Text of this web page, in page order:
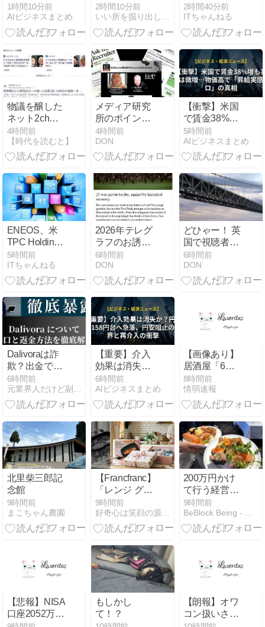
悲痛な音声、
米ジャーナリ
ストら不当拘
態を告発
1時間10分前
AIビジネスまとめ
なんで災害対
応だけ昭和の
まま？
2時間10分前
いい所を掘り出しビジネスに活かすコンサルタント・堀のブログ
りで生涯使え
るプランがあ
るオンライン
選
2時間40分前
ITちゃんねる
物議を醸した
ネット2ch創
設者、西村ひ
ろゆき新党
（一応は反自
4時間前
【時代を読むと】
メディア研究
所のポインタ
ーの新しいリ
クルーターコ
ラムニスト、
ナ・シルバ氏
が語る報道の
現場の求職戦
略とは
4時間前
DON
【衝撃】米国
で賃金38%増
も実質は微
増…物価高で
「昇給実感ゼ
5時間前
AIビジネスまとめ
ENEOS、米
TPC Holdings
を買収 – ブタ
ジエン生産能
力で世界3位
5時間前
ITちゃんねる
2026年テレグ
ラフのお誘い
302回目
6時間前
DON
どひゃー！ 英
国で視聴者が
何か見たい時
に選ぶ先とし
てNetflixが僅
6時間前
DON
Dalivoraは詐
欺？出金でき
ないと評判！
SNS勧誘の闇
を元業者が暴
6時間前
【重要】介入
効果は消失
か？円相場
158円台へ急
落、円安阻止
入の衝撃
6時間前
AIビジネスまとめ
【画像あり】
居酒屋「6人
で長居して会
計4939円！喋
りたいだけな
てくれ（怒」
8時間前
情弱速報
北里柴三郎記
念館
9時間前
まこちゃん農園
【Francfranc】
「レンジ グリ
ルパン」と
「レンジ マル
チポット」
9時間前
200万円かけ
て行う経営計
画発表会を続
ける理由
9時間前
【悲報】NISA
口座2052万の
もしかし
て！？
【朗報】オワ
コン扱いされ